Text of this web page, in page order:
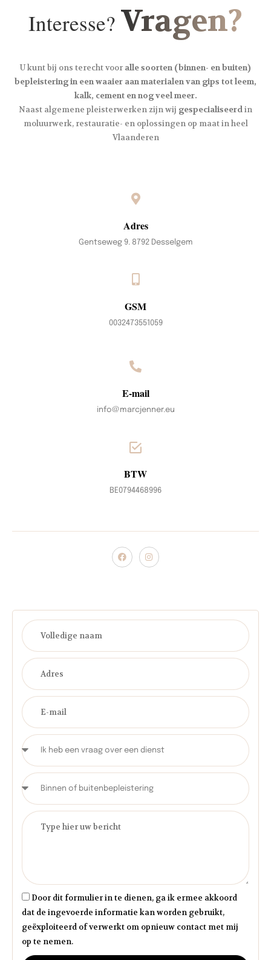
Interesse? Vragen?
U kunt bij ons terecht voor alle soorten (binnen- en buiten)
bepleistering in een waaier aan materialen van gips tot leem,
kalk, cement en nog veel meer.
Naast algemene pleisterwerken zijn wij gespecialiseerdin
moluurwerk, restauratie- en oplossingen op maat in heel
Vlaanderen
Adres
Gentseweg 9. 8792 Desselgem
GSM
0032473551059
E-mail
info@marcjenner.eu
BTW
BE0794468996
Door dit formulier in te dienen, ga ik ermee akkoord
dat de ingevoerde informatie kan worden gebruikt,
geëxploiteerd of verwerkt om opnieuw contact met mij
op te nemen.